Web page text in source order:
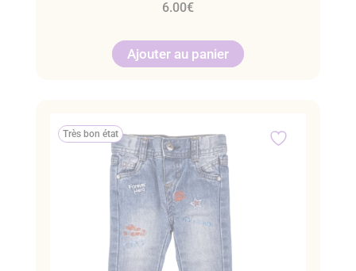
6.00€
Ajouter au panier
Très bon état